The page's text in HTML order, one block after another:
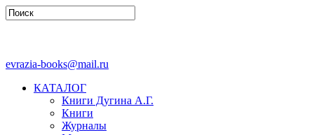
evrazia-books@mail.ru
КАТАЛОГ
Книги Дугина А.Г.
Книги
Журналы